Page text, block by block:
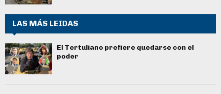
LAS MÁS LEIDAS
El Tertuliano prefiere quedarse con el
poder